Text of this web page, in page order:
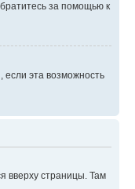
за помощью к
эта возможность
вверху страницы. Там